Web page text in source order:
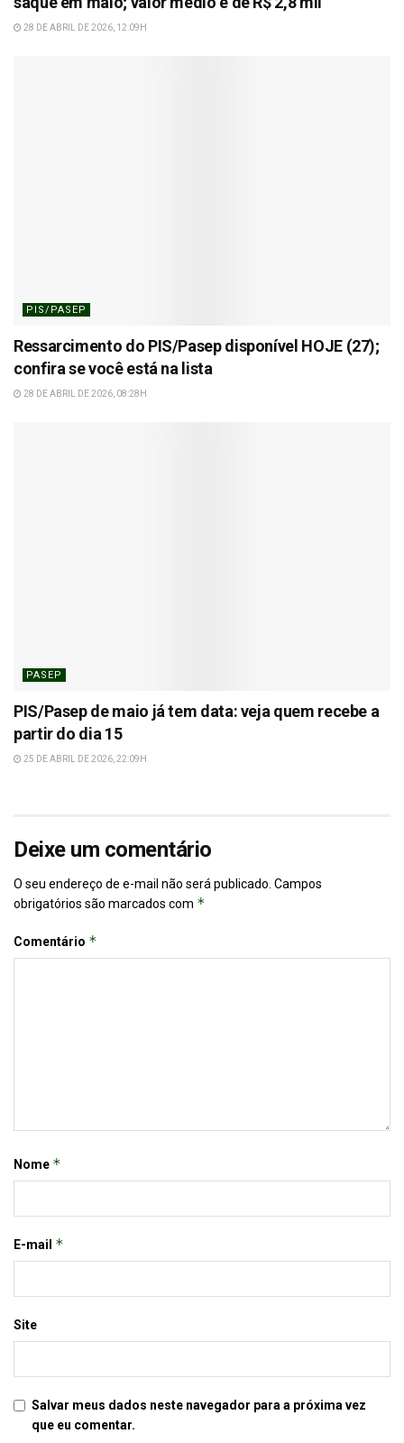
28 DE ABRIL DE 2026, 12:09H
PIS/PASEP
Ressarcimento do PIS/Pasep disponível HOJE (27);
confira se você está na lista
28 DE ABRIL DE 2026, 08:28H
PASEP
PIS/Pasep de maio já tem data: veja quem recebe a
partir do dia 15
25 DE ABRIL DE 2026, 22:09H
Deixe um comentário
O seu endereço de e-mail não será publicado. Campos
obrigatórios são marcados com *
Comentário *
Nome *
E-mail *
Site
Salvar meus dados neste navegador para a próxima vez
que eu comentar.